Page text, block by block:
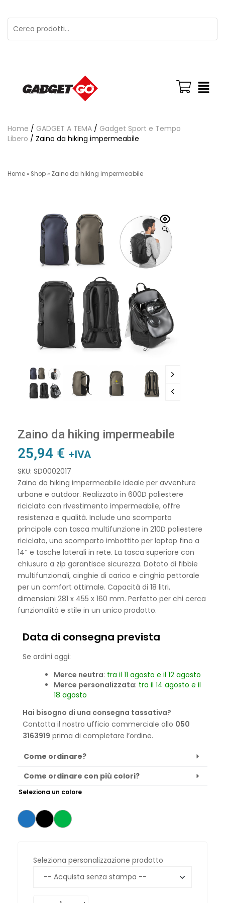
Home / GADGET A TEMA / Gadget Sport e Tempo
Libero / Zaino da hiking impermeabile
Home » Shop » Zaino da hiking impermeabile
🔍
Zaino da hiking impermeabile
25,94 € +IVA
SKU: SD0002017
Zaino da hiking impermeabile ideale per avventure
urbane e outdoor. Realizzato in 600D poliestere
riciclato con rivestimento impermeabile, offre
resistenza e qualità. Include uno scomparto
principale con tasca multifunzione in 210D poliestere
riciclato, uno scomparto imbottito per laptop fino a
14″ e tasche laterali in rete. La tasca superiore con
chiusura a zip garantisce sicurezza. Dotato di fibbie
multifunzionali, cinghie di carico e cinghia pettorale
per un comfort ottimale. Capacità di 18 litri,
dimensioni 281 x 455 x 160 mm. Perfetto per chi cerca
funzionalità e stile in un unico prodotto.
Data di consegna prevista
Se ordini oggi:
Merce neutra: tra il 11 agosto e il 12 agosto
Merce personalizzata: tra il 14 agosto e il
18 agosto
Hai bisogno di una consegna tassativa?
Contatta il nostro ufficio commerciale allo 050
3163919 prima di completare l’ordine.
Come ordinare?
Come ordinare con più colori?
Seleziona un colore
Seleziona personalizzazione prodotto